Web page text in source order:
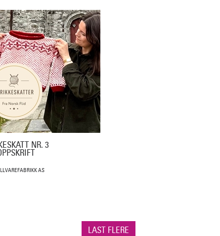
NR. 3
AS
LAST FLERE